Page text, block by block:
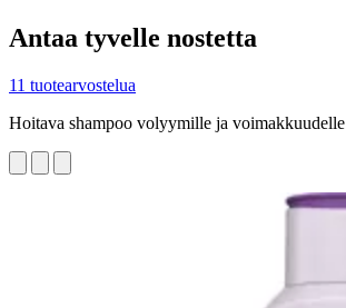
Antaa tyvelle nostetta
11 tuotearvostelua
Hoitava shampoo volyymille ja voimakkuudelle